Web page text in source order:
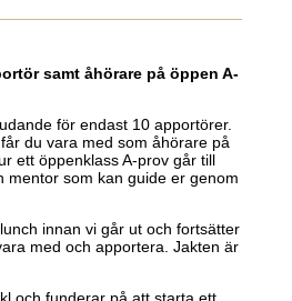
samt åhörare på öppen A-
för endast 10 apportörer.
du vara med som åhörare på
ett öppenklass A-prov går till
mentor som kan guide er genom
innan vi går ut och fortsätter
med och apportera. Jakten är